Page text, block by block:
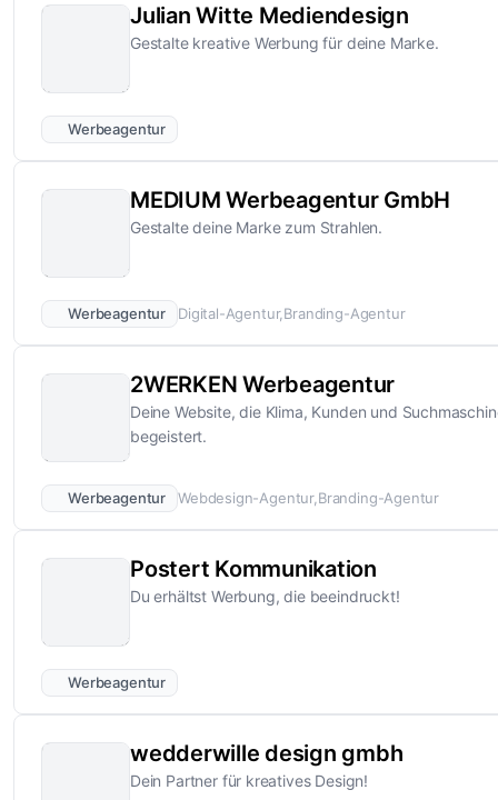
Julian Witte Mediendesign
Gestalte kreative Werbung für deine Marke.
Werbeagentur
MEDIUM Werbeagentur GmbH
Gestalte deine Marke zum Strahlen.
Werbeagentur Digital-Agentur Branding-Agentur
2WERKEN Werbeagentur
Deine Website, die Klima, Kunden und
begeistert.
Werbeagentur Webdesign-Agentur Branding-Agentur
Postert Kommunikation
Du erhältst Werbung, die beeindruckt!
Werbeagentur
wedderwille design gmbh
Dein Partner für kreatives Design!